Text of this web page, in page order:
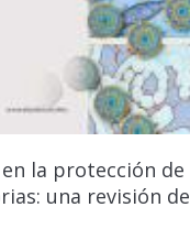
la protección de
una revisión de